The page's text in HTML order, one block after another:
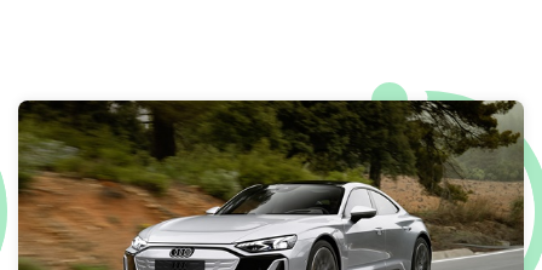
€ 8.894,-
MANUFAKTUR hoofdkussen met geborduurde Mercedes - Benz
ster
EXCLUSIEF NAPPA LEDER PAKKET